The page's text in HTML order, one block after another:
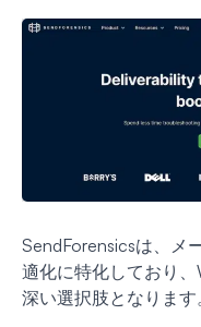
SendForensicsは、メ
適化に特化しており
深い選択肢となります